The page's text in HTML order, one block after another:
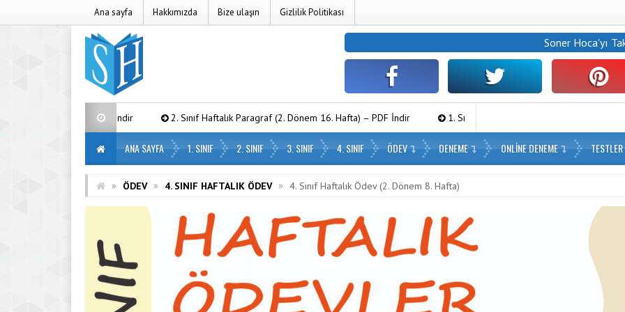
Ana sayfa Hakkımızda Bize ulaşın Gizlilik Politikası
Soner Hoca'yı
2. Sınıf Haftalık Paragraf (2. Dönem 16. Hafta) – PDF İndir 1. Sınıf Haftalık Paragraf (2. Dönem 16. Hafta) – PDF İndir
ANA SAYFA 1. SINIF 2. SINIF 3. SINIF 4. SINIF ÖDEV DENEME ONLINE DENEME TESTLER
» ÖDEV » 4. SINIF HAFTALIK ÖDEV » 4. Sınıf Haftalık Ödev (2. Dönem 8. Hafta)